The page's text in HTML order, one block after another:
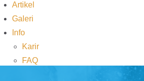
Artikel
Galeri
Info
Karir
FAQ